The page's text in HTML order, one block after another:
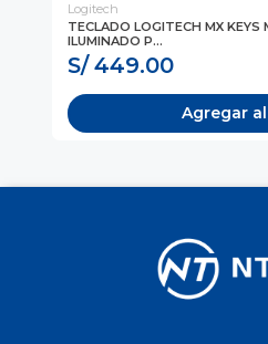
Logitech
TECLADO LOGITECH MX KEYS
ILUMINADO P...
S/ 449.00
Agregar